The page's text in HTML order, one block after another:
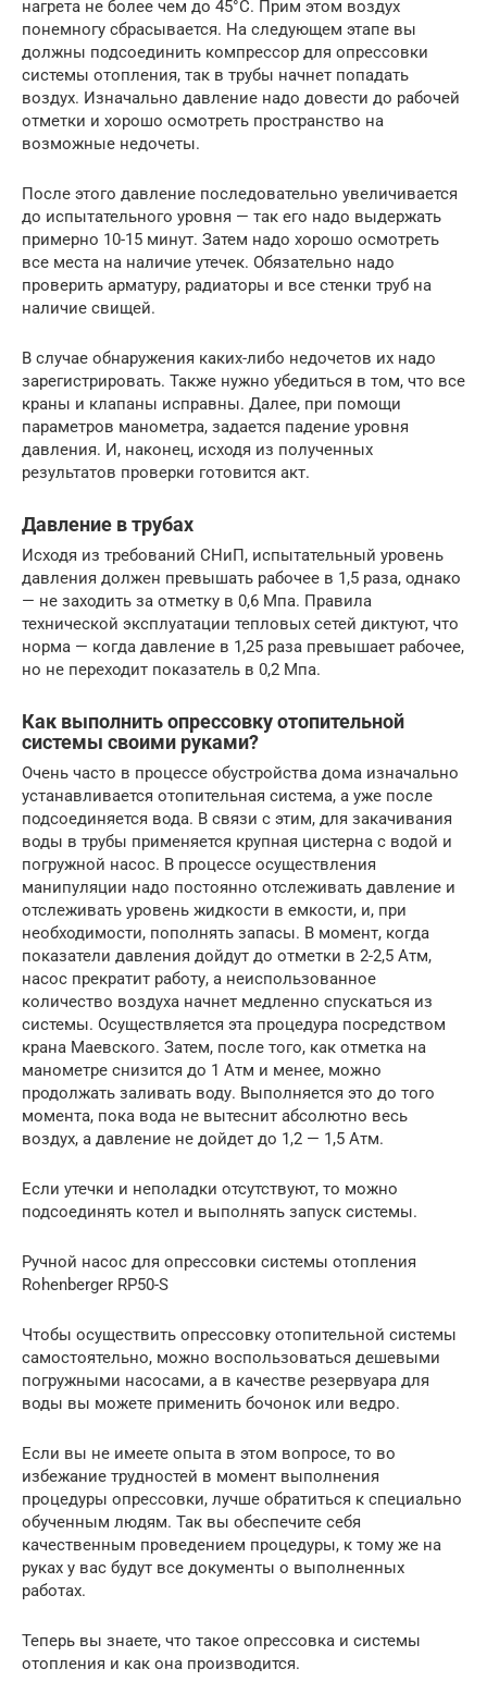
нагрета не более чем до 45°С. Прим этом воздух
понемногу сбрасывается. На следующем этапе вы
должны подсоединить компрессор для опрессовки
системы отопления, так в трубы начнет попадать
воздух. Изначально давление надо довести до рабочей
отметки и хорошо осмотреть пространство на
возможные недочеты.
После этого давление последовательно увеличивается
до испытательного уровня — так его надо выдержать
примерно 10-15 минут. Затем надо хорошо осмотреть
все места на наличие утечек. Обязательно надо
проверить арматуру, радиаторы и все стенки труб на
наличие свищей.
В случае обнаружения каких-либо недочетов их надо
зарегистрировать. Также нужно убедиться в том, что все
краны и клапаны исправны. Далее, при помощи
параметров манометра, задается падение уровня
давления. И, наконец, исходя из полученных
результатов проверки готовится акт.
Давление в трубах
Исходя из требований СНиП, испытательный уровень
давления должен превышать рабочее в 1,5 раза, однако
— не заходить за отметку в 0,6 Мпа. Правила
технической эксплуатации тепловых сетей диктуют, что
норма — когда давление в 1,25 раза превышает рабочее,
но не переходит показатель в 0,2 Мпа.
Как выполнить опрессовку отопительной
системы своими руками?
Очень часто в процессе обустройства дома изначально
устанавливается отопительная система, а уже после
подсоединяется вода. В связи с этим, для закачивания
воды в трубы применяется крупная цистерна с водой и
погружной насос. В процессе осуществления
манипуляции надо постоянно отслеживать давление и
отслеживать уровень жидкости в емкости, и, при
необходимости, пополнять запасы. В момент, когда
показатели давления дойдут до отметки в 2-2,5 Атм,
насос прекратит работу, а неиспользованное
количество воздуха начнет медленно спускаться из
системы. Осуществляется эта процедура посредством
крана Маевского. Затем, после того, как отметка на
манометре снизится до 1 Атм и менее, можно
продолжать заливать воду. Выполняется это до того
момента, пока вода не вытеснит абсолютно весь
воздух, а давление не дойдет до 1,2 — 1,5 Атм.
Если утечки и неполадки отсутствуют, то можно
подсоединять котел и выполнять запуск системы.
Ручной насос для опрессовки системы отопления
Rohenberger RP50-S
Чтобы осуществить опрессовку отопительной системы
самостоятельно, можно воспользоваться дешевыми
погружными насосами, а в качестве резервуара для
воды вы можете применить бочонок или ведро.
Если вы не имеете опыта в этом вопросе, то во
избежание трудностей в момент выполнения
процедуры опрессовки, лучше обратиться к специально
обученным людям. Так вы обеспечите себя
качественным проведением процедуры, к тому же на
руках у вас будут все документы о выполненных
работах.
Теперь вы знаете, что такое опрессовка и системы
отопления и как она производится.